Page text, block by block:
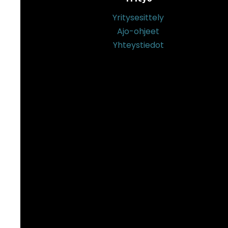
Yritysesittely
Ajo-ohjeet
Yhteystiedot